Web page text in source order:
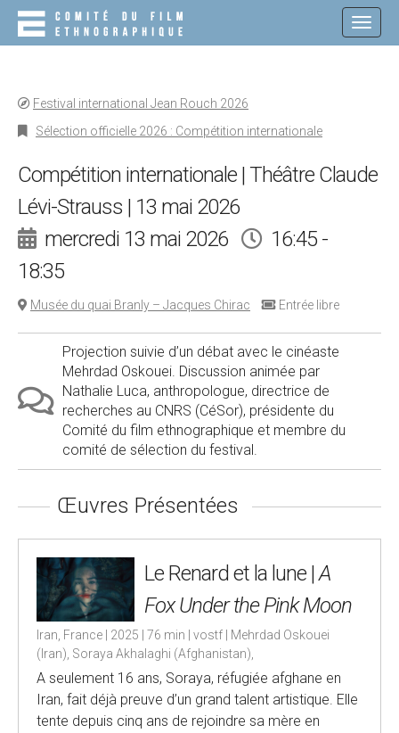
Festival international Jean Rouch 2026
Sélection officielle 2026 : Compétition internationale
Compétition internationale | Théâtre Claude
Lévi-Strauss | 13 mai 2026
mercredi 13 mai 2026
16:45 -
18:35
Musée du quai Branly – Jacques Chirac Entrée libre
Projection suivie d’un débat avec le cinéaste
Mehrdad Oskouei. Discussion animée par
Nathalie Luca, anthropologue, directrice de
recherches au CNRS (CéSor), présidente du
Comité du film ethnographique et membre du
comité de sélection du festival.
Œuvres Présentées
Le Renard et la lune |A
Fox Under the Pink Moon
Iran, France | 2025 | 76 min | vostf | Mehrdad Oskouei
(Iran), Soraya Akhalaghi (Afghanistan),
A seulement 16 ans, Soraya, réfugiée afghane en
Iran, fait déjà preuve d’un grand talent artistique. Elle
tente depuis cinq ans de rejoindre sa mère en